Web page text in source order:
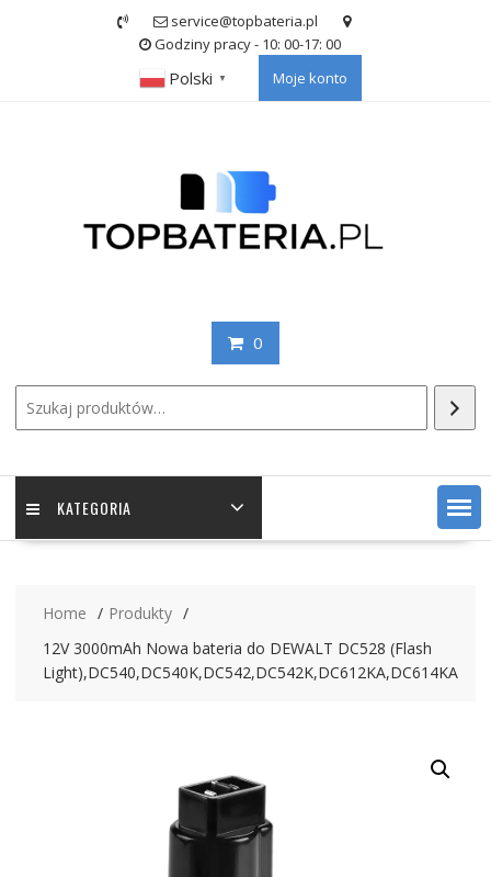
service@topbateria.pl
Godziny pracy - 10: 00-17: 00
Polski ▼ Moje konto
0
KATEGORIA
Home
Produkty
12V 3000mAh Nowa bateria do DEWALT DC528 (Flash
Light),DC540,DC540K,DC542,DC542K,DC612KA,DC614KA